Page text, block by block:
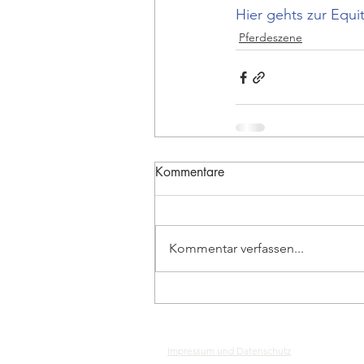
Hier gehts zur
Pferdeszene
Kommentare
Kommentar verfassen...
Impressum und Datenschutz